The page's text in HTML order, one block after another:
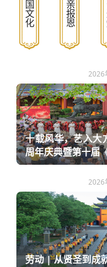
爱国文化 孝亲报恩
2026
十载风华，艺入
周年庆典暨第十届
2026
劳动 | 从贤圣到成